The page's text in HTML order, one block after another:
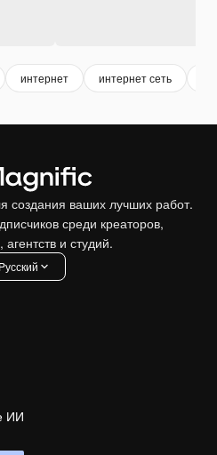
интернет интернет сеть
создания ваших лучших работ.
среди креаторов,
и студий.
Pусский
ИИ